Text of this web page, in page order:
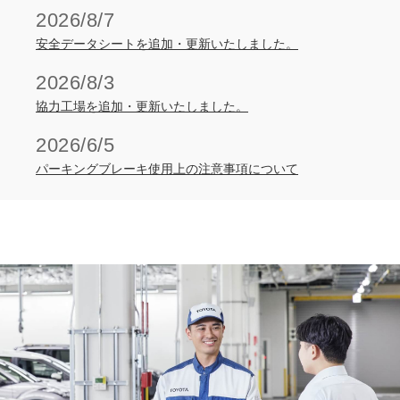
2026/8/7
安全データシートを追加・更新いたしました。
2026/8/3
協力工場を追加・更新いたしました。
2026/6/5
パーキングブレーキ使用上の注意事項について